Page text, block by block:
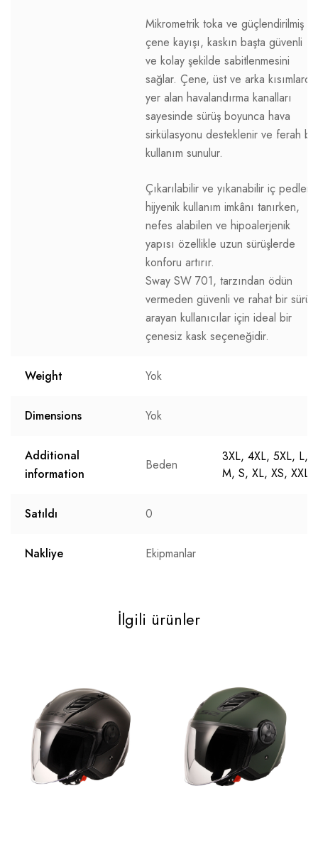
Mikrometrik toka ve güçlendirilmiş
çene kayışı, kaskın başta güvenli
ve kolay şekilde sabitlenmesini
sağlar. Çene, üst ve arka kısımlarda
yer alan havalandırma kanalları
sayesinde sürüş boyunca hava
sirkülasyonu desteklenir ve ferah bir
kullanım sunulur.
Çıkarılabilir ve yıkanabilir iç pedleri
hijyenik kullanım imkânı tanırken,
nefes alabilen ve hipoalerjenik
yapısı özellikle uzun sürüşlerde
konforu artırır.
Sway SW 701, tarzından ödün
vermeden güvenli ve rahat bir sürüş
arayan kullanıcılar için ideal bir
çenesiz kask seçeneğidir.
Weight Yok
Dimensions Yok
Additional
information
Beden
3XL, 4XL, 5XL, L,
M, S, XL, XS, XXL
Satıldı 0
Nakliye Ekipmanlar
İlgili ürünler